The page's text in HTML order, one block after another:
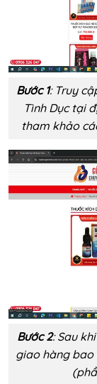
Bước 1: Truy
Tình Dục tại
tham khảo
Bước 2: Sau
giao hàng bao